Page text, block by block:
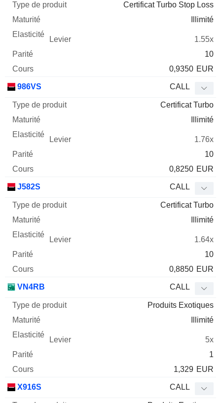
Certificat Turbo Stop Loss
Illimité
1.55x
10
0,9350 EUR
986VS CALL
Certificat Turbo
Illimité
1.76x
10
0,8250 EUR
J582S CALL
Certificat Turbo
Illimité
1.64x
10
0,8850 EUR
VN4RB CALL
Produits Exotiques
Illimité
5x
1
1,329 EUR
X916S CALL